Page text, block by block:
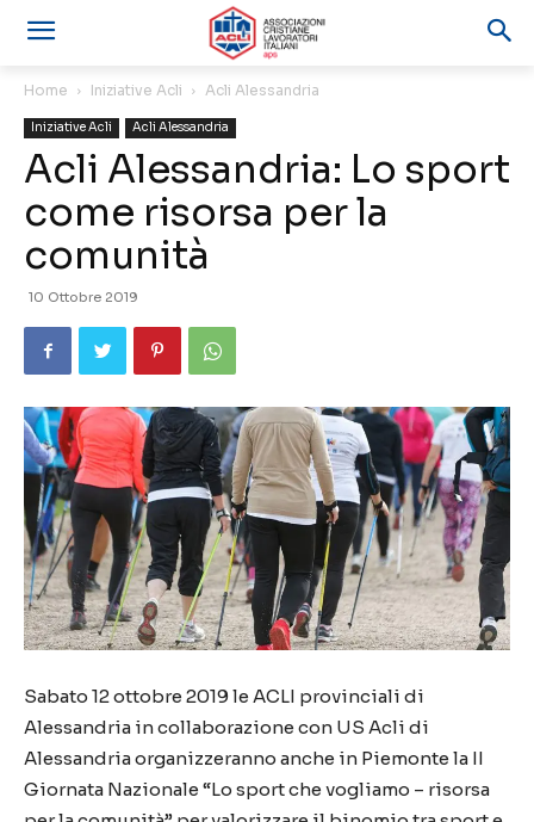
Home Iniziative Acli Acli Alessandria
Iniziative Acli Acli Alessandria
Acli Alessandria: Lo sport
come risorsa per la
comunità
10 Ottobre 2019
Sabato 12 ottobre 2019 le ACLI provinciali di
Alessandria in collaborazione con US Acli di
Alessandria organizzeranno anche in Piemonte la II
Giornata Nazionale “Lo sport che vogliamo – risorsa